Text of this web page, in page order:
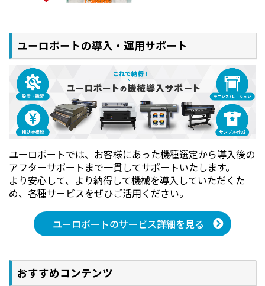
ユーロポートの導入・運用サポート
ユーロポートでは、お客様にあった機種選定から導入後の
アフターサポートまで一貫してサポートいたします。
より安心して、より納得して機械を導入していただくた
め、各種サービスをぜひご活用ください。
ユーロポートのサービス詳細を見る
おすすめコンテンツ